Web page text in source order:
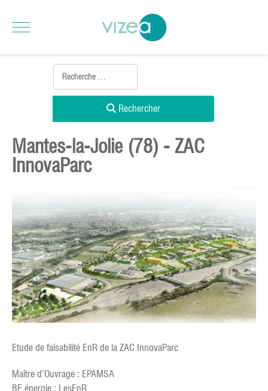
Rechercher
Mantes-la-Jolie (78) - ZAC
InnovaParc
Etude de faisabilité EnR de la ZAC InnovaParc
Maître d’Ouvrage : EPAMSA
BE énergie : LesEnR